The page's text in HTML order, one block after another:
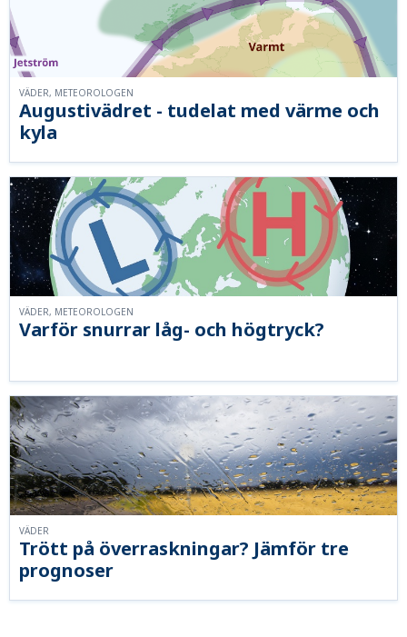
Augustivädret - tudelat med värme och
kyla
VÄDER, METEOROLOGEN
Varför snurrar låg- och högtryck?
VÄDER, METEOROLOGEN
Trött på överraskningar? Jämför tre
prognoser
VÄDER